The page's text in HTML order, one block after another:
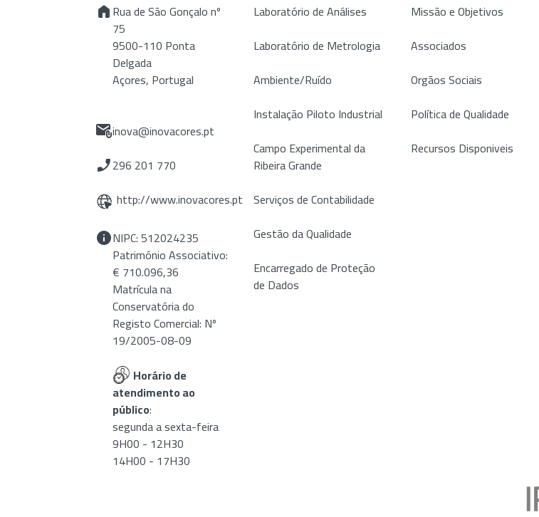
Rua de São Gonçalo nº
75
9500-110 Ponta
Delgada
Açores, Portugal
inova@inovacores.pt
296 201 770
http://www.inovacores.pt
NIPC: 512024235
Património Associativo:
€ 710.096,36
Matrícula na
Conservatória do
Registo Comercial: Nº
19/2005-08-09
Horário de
atendimento ao
público:
segunda a sexta-feira
9H00 - 12H30
14H00 - 17H30
Laboratório de Análises
Laboratório de Metrologia
Ambiente/Ruído
Instalação Piloto Industrial
Campo Experimental da
Ribeira Grande
Serviços de Contabilidade
Gestão da Qualidade
Encarregado de Proteção
de Dados
Missão e Objetivos
Associados
Orgãos Sociais
Política de Qualidade
Recursos Disponiveis